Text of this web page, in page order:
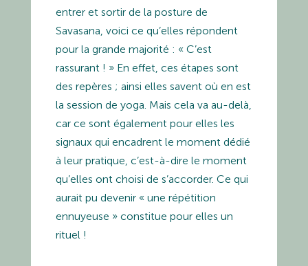
entrer et sortir de la posture de
Savasana, voici ce qu’elles répondent
pour la grande majorité : « C’est
rassurant ! » En effet, ces étapes sont
des repères ; ainsi elles savent où en est
la session de yoga. Mais cela va au-delà,
car ce sont également pour elles les
signaux qui encadrent le moment dédié
à leur pratique, c’est-à-dire le moment
qu’elles ont choisi de s’accorder. Ce qui
aurait pu devenir « une répétition
ennuyeuse » constitue pour elles un
rituel !